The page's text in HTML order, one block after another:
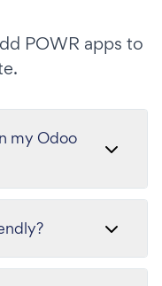
POWR apps to
my Odoo